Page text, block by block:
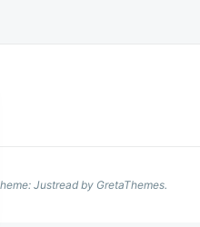
Justread by GretaThemes.